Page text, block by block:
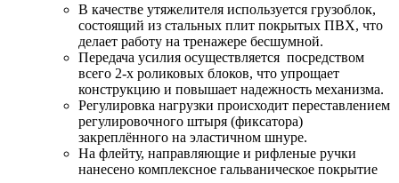
В качестве утяжелителя используется грузоблок,
состоящий из стальных плит покрытых ПВХ, что
делает работу на тренажере бесшумной.
Передача усилия осуществляется посредством
всего 2-х роликовых блоков, что упрощает
конструкцию и повышает надежность механизма.
Регулировка нагрузки происходит переставлением
регулировочного штыря (фиксатора)
закреплённого на эластичном шнуре.
На флейту, направляющие и рифленые ручки
нанесено комплексное гальваническое покрытие